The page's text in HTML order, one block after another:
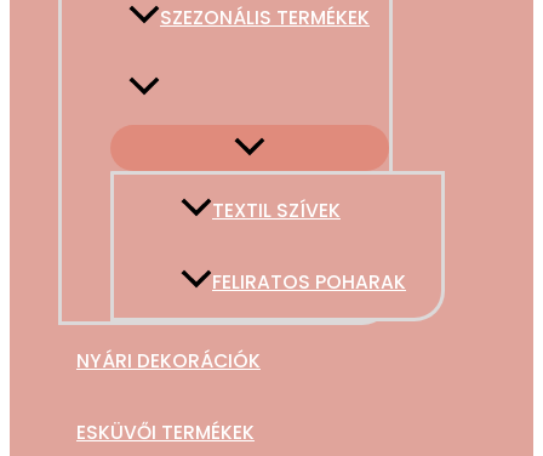
SZEZONÁLIS TERMÉKEK
TEXTIL SZÍVEK
FELIRATOS POHARAK
NYÁRI DEKORÁCIÓK
ESKÜVŐI TERMÉKEK